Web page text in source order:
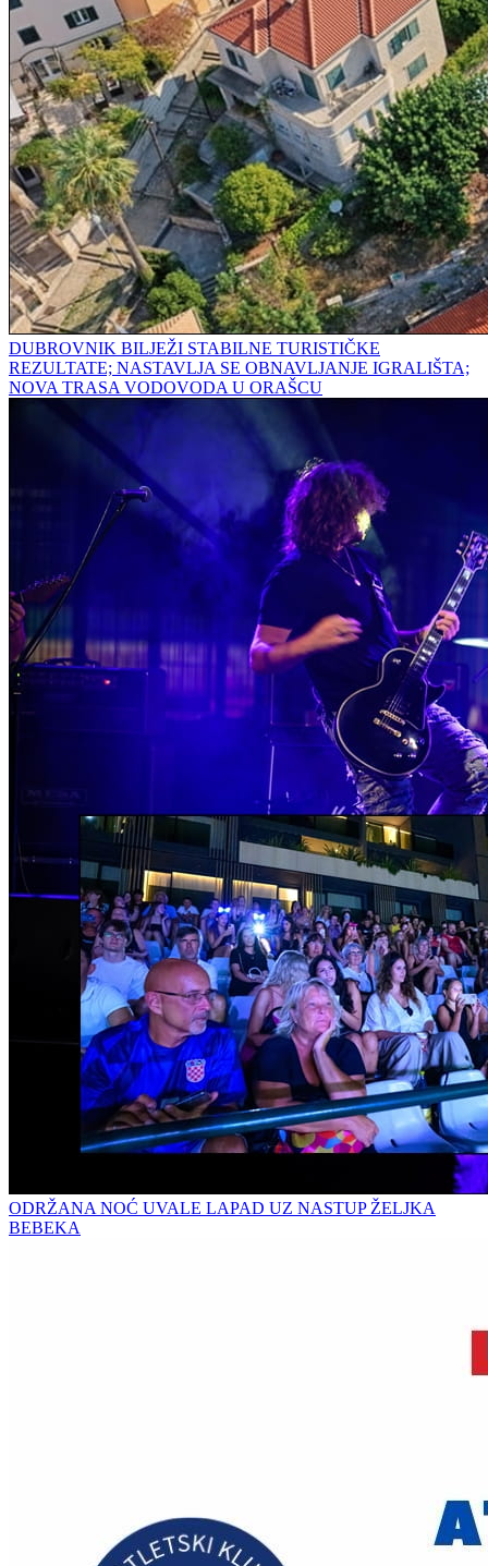
DUBROVNIK BILJEŽI STABILNE TURISTIČKE
REZULTATE; NASTAVLJA SE OBNAVLJANJE IGRALIŠTA;
NOVA TRASA VODOVODA U ORAŠCU
ODRŽANA NOĆ UVALE LAPAD UZ NASTUP ŽELJKA
BEBEKA